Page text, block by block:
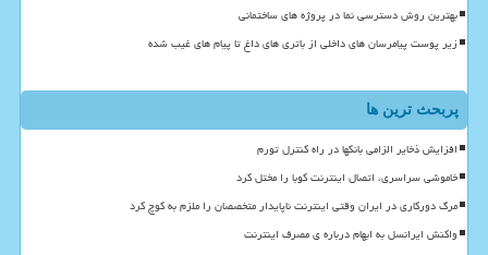
بهترین روش دسترسی نما در پروژه های ساختمانی
زیر پوست پیامرسان های داخلی از باتری های داغ تا پیام های غیب شده
پربحث ترین ها
افزایش ذخایر الزامی بانکها در راه کنترل تورم
خاموشی سراسری، اتصال اینترنت کوبا را مختل کرد
مرگ دورکاری در ایران وقتی اینترنت ناپایدار متخصصان را ملزم به کوچ کرد
واکنش ایرانسل به ابهام درباره ی مصرف اینترنت